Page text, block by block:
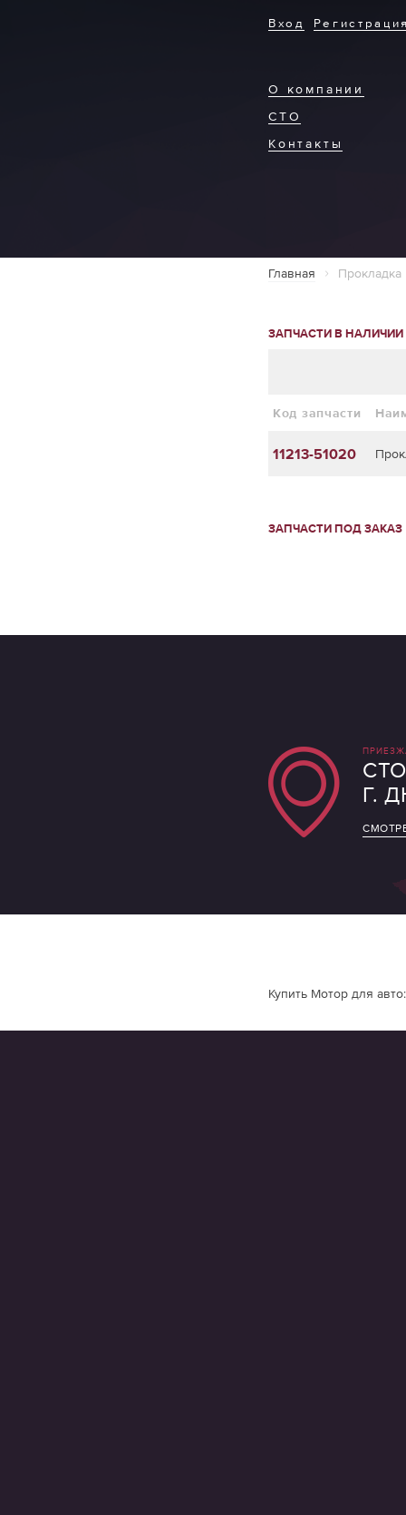
О компании
СТО
Контакты
Вход
Главная Прокладка
ЗАПЧАСТИ В НАЛИЧИИ
Код запчасти
11213-51020
ЗАПЧАСТИ ПОД ЗАКАЗ
СТО
Г.
Купить Мотор для авто: